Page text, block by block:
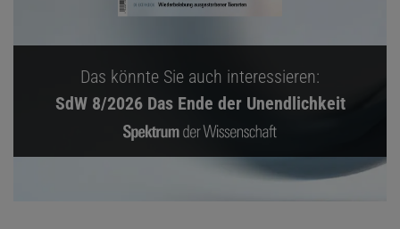
Das könnte Sie auch interessieren:
SdW 8/2026 Das Ende der Unendlichkeit